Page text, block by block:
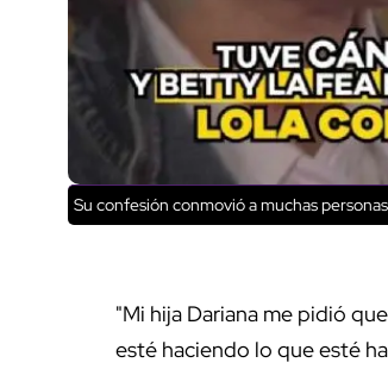
Su confesión conmovió a muchas
"Mi hija Dariana me pidió
esté haciendo lo que esté